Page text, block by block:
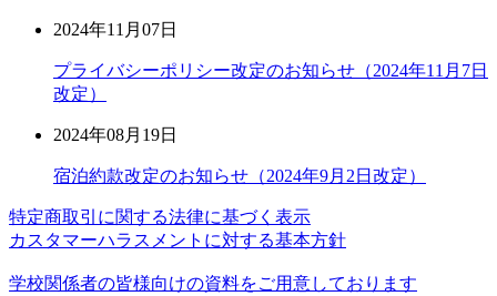
2024年11月07日
プライバシーポリシー改定のお知らせ（2024年11月7日
改定）
2024年08月19日
宿泊約款改定のお知らせ（2024年9月2日改定）
特定商取引に関する法律に基づく表示
カスタマーハラスメントに対する基本方針
学校関係者の皆様向けの資料をご用意しております